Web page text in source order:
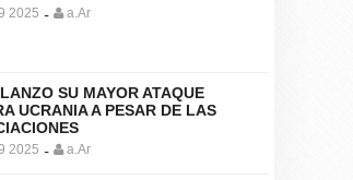
2025 - a.Ar
SU MAYOR ATAQUE
UCRANIA A PESAR DE LAS
2025 - a.Ar